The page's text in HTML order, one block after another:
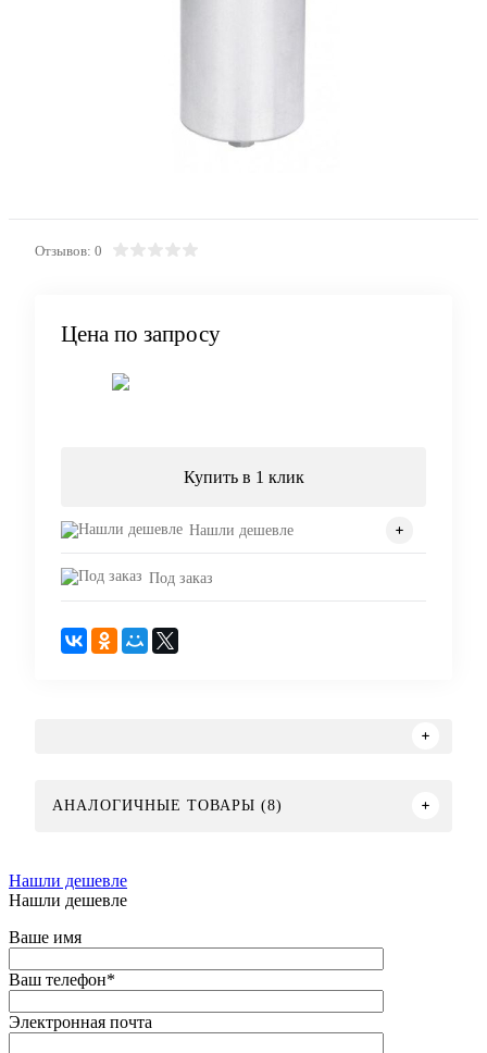
Отзывов: 0
Цена по запросу
Купить в 1 клик
Нашли дешевле
Под заказ
АНАЛОГИЧНЫЕ ТОВАРЫ (8)
Нашли дешевле
Нашли дешевле
Ваше имя
Ваш телефон*
Электронная почта